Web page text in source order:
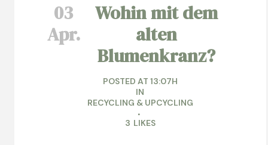
03
Apr.
Wohin mit dem
alten
Blumenkranz?
POSTED AT 13:07H
IN
RECYCLING & UPCYCLING
3 LIKES